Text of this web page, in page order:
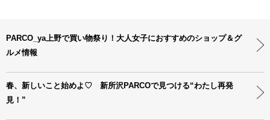
PARCO_ya上野で買い物祭り！大人女子におすすめのショップ＆グ
ルメ情報
春、新しいこと始めよ♡ 新所沢PARCOで見つける“わたし再発
見！”